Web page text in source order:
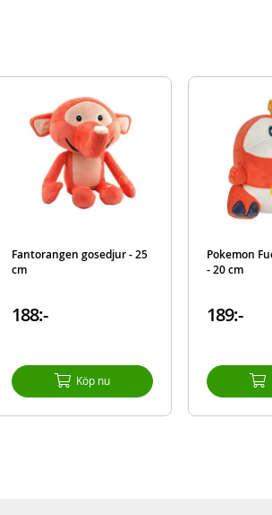
Fantorangen gosedjur - 25
cm
188:-
Köp nu
Pokemon
- 20 cm
189:-